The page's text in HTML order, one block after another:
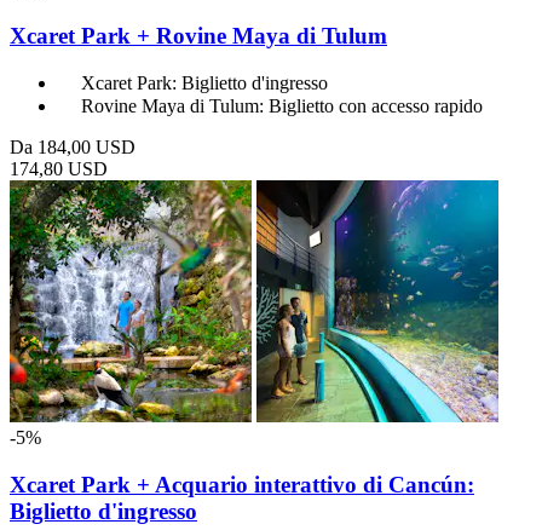
Xcaret Park + Rovine Maya di Tulum
Xcaret Park: Biglietto d'ingresso
Rovine Maya di Tulum: Biglietto con accesso rapido
Da 184,00 USD
174,80 USD
-5%
Xcaret Park + Acquario interattivo di Cancún:
Biglietto d'ingresso